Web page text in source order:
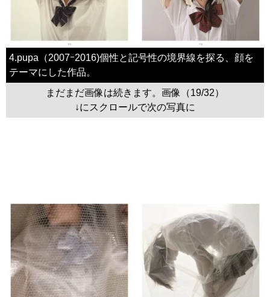
4.pupa（2007ｰ2016)個性と記号性の境界線を探る、顔を
テーマにした作品。
まだまだ画像は続きます。画像（19/32）
↓にスクロールで次の写真に